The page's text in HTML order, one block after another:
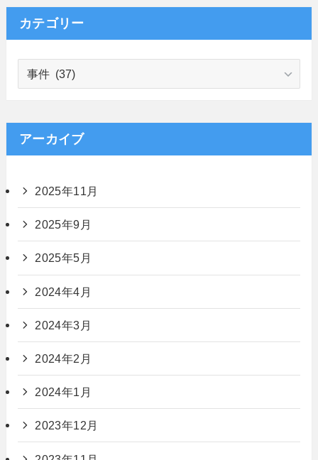
カテゴリー
カ
リ
ー
アーカイブ
2025年11月
2025年9月
2025年5月
2024年4月
2024年3月
2024年2月
2024年1月
2023年12月